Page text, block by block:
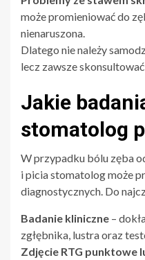
może promieniować do
nienaruszona.
Dlatego nie należy
lecz zawsze
Jakie
stomatolog
W przypadku bólu zęba
i picia stomatolog może
diagnostycznych. Do
Badanie kliniczne –
zgłębnika, lustra oraz
Zdjęcie RTG punktowe